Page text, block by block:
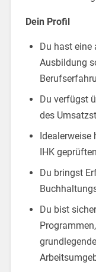
Dein Profil
Du hast
Ausbildung
Du verfügst
des
IHK
Du bringst
Du bist